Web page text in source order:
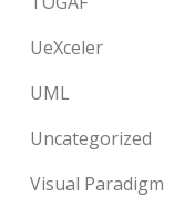
UeXceler
UML
Uncategorized
Visual Paradigm